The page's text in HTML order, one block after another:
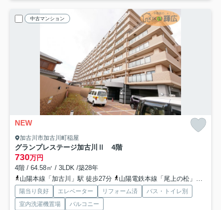
中古マンション
NEW
加古川市加古川町稲屋
グランプレステージ加古川Ⅱ 4階
730万円
4階 / 64.58㎡ / 3LDK /築28年
山陽本線「加古川」駅 徒歩27分
山陽電鉄本線「尾上の松」駅 徒歩29分
陽当り良好 エレベーター リフォーム済
バス・トイレ別
室内洗濯機置場
バルコニー